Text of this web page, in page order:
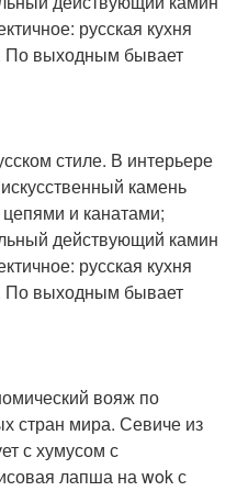
русская кухня
По выходным бывает
стиле. В интерьере
камень
и канатами;
действующий камин
русская кухня
По выходным бывает
вояж по
стран мира. Севиче из
с хумусом с
лапша на wok с